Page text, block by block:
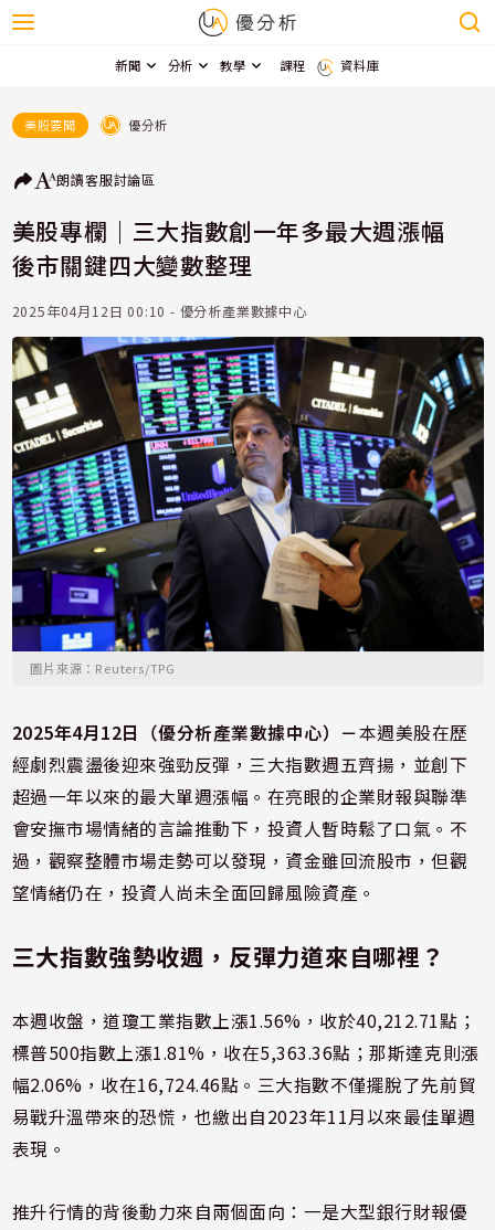
新聞 分析 教學 課程 資料庫
美股要聞 優分析
朗讀客服討論區
美股專欄｜三大指數創一年多最大週漲幅
後市關鍵四大變數整理
2025年04月12日 00:10 - 優分析產業數據中心
圖片來源：Reuters/TPG
2025年4月12日（優分析產業數據中心）－本週美股在歷
經劇烈震盪後迎來強勁反彈，三大指數週五齊揚，並創下
超過一年以來的最大單週漲幅。在亮眼的企業財報與聯準
會安撫市場情緒的言論推動下，投資人暫時鬆了口氣。不
過，觀察整體市場走勢可以發現，資金雖回流股市，但觀
望情緒仍在，投資人尚未全面回歸風險資產。
三大指數強勢收週，反彈力道來自哪裡？
本週收盤，道瓊工業指數上漲1.56%，收於40,212.71點；
標普500指數上漲1.81%，收在5,363.36點；那斯達克則漲
幅2.06%，收在16,724.46點。三大指數不僅擺脫了先前貿
易戰升溫帶來的恐慌，也繳出自2023年11月以來最佳單週
表現。
推升行情的背後動力來自兩個面向：一是大型銀行財報優